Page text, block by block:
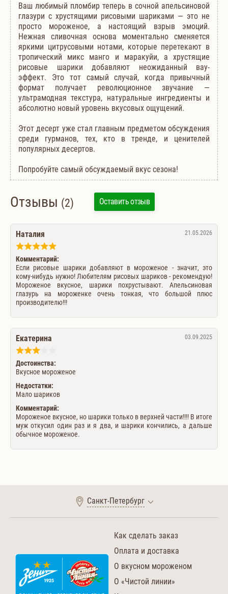
Ваш любимый пломбир теперь в сочной апельсиновой
глазури с хрустящими рисовыми шариками — это не
просто мороженое, а настоящий взрыв эмоций.
Нежная сливочная основа моментально сменяется
яркими цитрусовыми нотами, которые перетекают в
тропический микс манго и маракуйи, а хрустящие
рисовые шарики добавляют неожиданный вау-
эффект. Это тот самый случай, когда привычный
формат получает революционное звучание —
ультрамодная текстура, натуральные ингредиенты и
абсолютно новый уровень вкусовых ощущений.
Этот десерт уже стал главным предметом обсуждения
среди гурманов, тех, кто в тренде, и ценителей
популярных десертов.
Попробуйте самый обсуждаемый вкус сезона!
Отзывы (2) Оставить отзыв
21.05.2026
Наталия
Комментарий:
Если рисовые шарики добавляют в мороженое - значит, это
кому-нибудь нужно! Любителям рисовых шариков - рекомендую!
Мороженое вкусное, шарики похрустывают. Апельсиновая
глазурь на мороженке очень тонкая, что большой плюс
производителю!!!
03.09.2025
Екатерина
Достоинства:
Вкусное мороженое
Недостатки:
Мало шариков
Комментарий:
Мороженое вкусное, но шарики только в верхней части!!!! В итоге
муж откусил один раз и я два, и шарики кончились, а дальше
обычное мороженое.
Санкт-Петербург
Как сделать заказ
Оплата и доставка
О вкусном мороженом
О «Чистой линии»